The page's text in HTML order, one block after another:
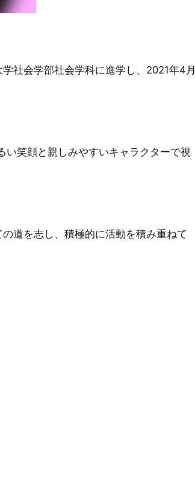
社会学部社会学科に進学し、2021年4月
い笑顔と親しみやすいキャラクターで視
道を志し、積極的に活動を積み重ねて